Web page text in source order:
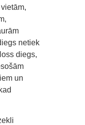
netiek
diegs,
un